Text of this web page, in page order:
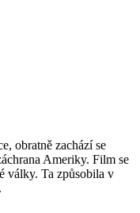
obratně zachází se
Ameriky. Film se
války. Ta způsobila v